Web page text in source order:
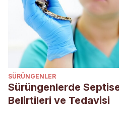
SÜRÜNGENLER
Sürüngenlerde
Belirtileri ve Tedavisi